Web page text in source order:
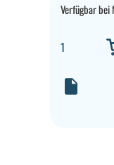
Verfügbar bei